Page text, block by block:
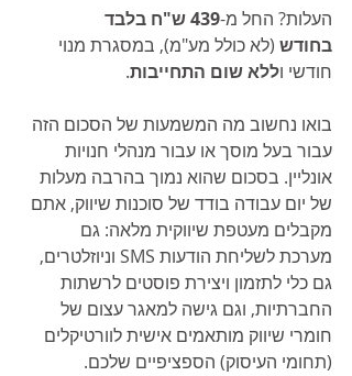
העלות? החל מ-
439 ש"ח בלבד
בחודש (לא כולל מע"מ), במסגרת מנוי
חודשי וללא שום התחייבות.
בואו נחשוב מה המשמעות של הסכום הזה
עבור בעל מוסך או עבור מנהלי חנויות
אונליין. בסכום שהוא נמוך בהרבה מעלות
של יום עבודה בודד של סוכנות שיווק, אתם
מקבלים מעטפת שיווקית מלאה: גם
מערכת לשליחת הודעות SMS וניוזלטרים,
גם כלי לתזמון ויצירת פוסטים לרשתות
החברתיות, וגם גישה למאגר עצום של
חומרי שיווק מותאמים אישית לוורטיקלים
(תחומי העיסוק) הספציפיים שלכם.